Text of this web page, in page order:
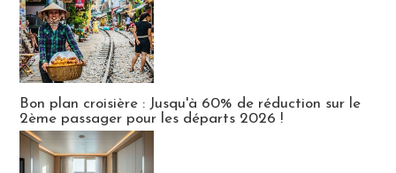
Bon plan croisière : Jusqu'à 60% de réduction sur le
2ème passager pour les départs 2026 !